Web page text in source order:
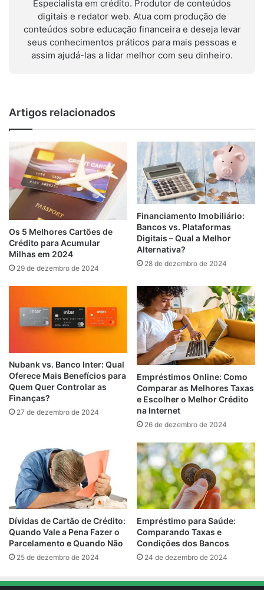
Especialista em crédito. Produtor de conteúdos
digitais e redator web. Atua com produção de
conteúdos sobre educação financeira e deseja levar
seus conhecimentos práticos para mais pessoas e
assim ajudá-las a lidar melhor com seu dinheiro.
Artigos relacionados
Os 5 Melhores Cartões de
Crédito para Acumular
Milhas em 2024
29 de dezembro de 2024
Financiamento Imobiliário:
Bancos vs. Plataformas
Digitais – Qual a Melhor
Alternativa?
28 de dezembro de 2024
Nubank vs. Banco Inter: Qual
Oferece Mais Benefícios para
Quem Quer Controlar as
Finanças?
27 de dezembro de 2024
Empréstimos Online: Como
Comparar as Melhores Taxas
e Escolher o Melhor Crédito
na Internet
26 de dezembro de 2024
Dívidas de Cartão de Crédito:
Quando Vale a Pena Fazer o
Parcelamento e Quando Não
25 de dezembro de 2024
Empréstimo para Saúde:
Comparando Taxas e
Condições dos Bancos
24 de dezembro de 2024